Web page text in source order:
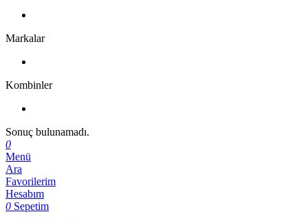
Markalar
Kombinler
Sonuç bulunamadı.
0
Menü
Ara
Favorilerim
Hesabım
0 Sepetim